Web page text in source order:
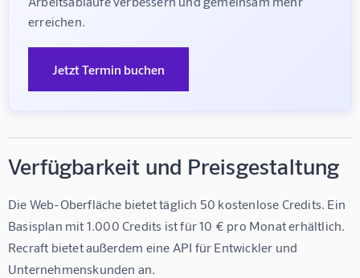
erreichen.
Jetzt Termin buchen
Verfügbarkeit und Preisgestaltung
Die Web-Oberfläche bietet täglich 50 kostenlose Credits. Ein
Basisplan mit 1.000 Credits ist für 10 € pro Monat erhältlich.
Recraft bietet außerdem eine API für Entwickler und
Unternehmenskunden an.